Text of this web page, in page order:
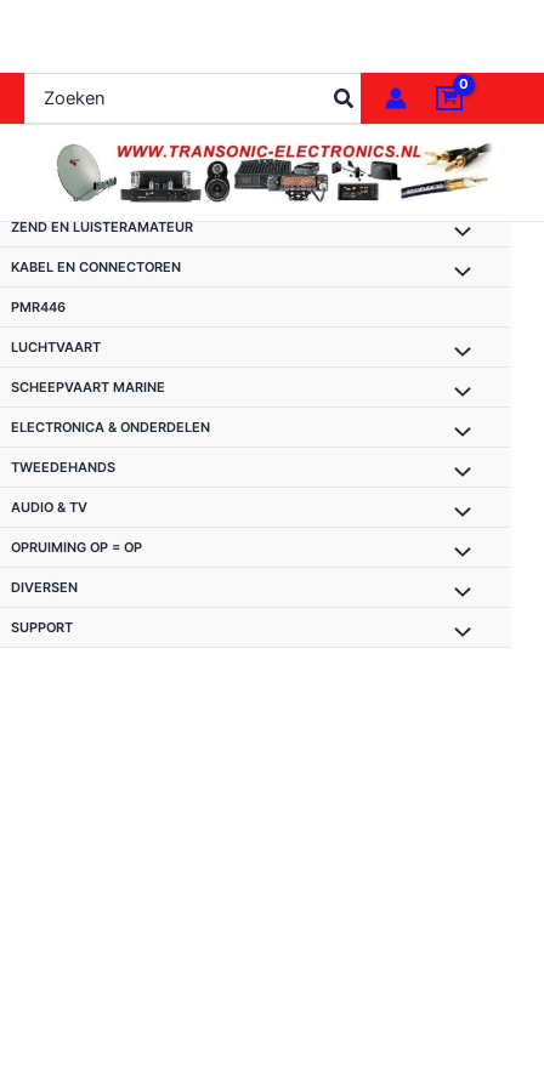
de
inhoud
naar:
ZEND EN LUISTERAMATEUR
KABEL EN CONNECTOREN
PMR446
LUCHTVAART
SCHEEPVAART MARINE
ELECTRONICA & ONDERDELEN
TWEEDEHANDS
AUDIO & TV
OPRUIMING OP = OP
DIVERSEN
SUPPORT